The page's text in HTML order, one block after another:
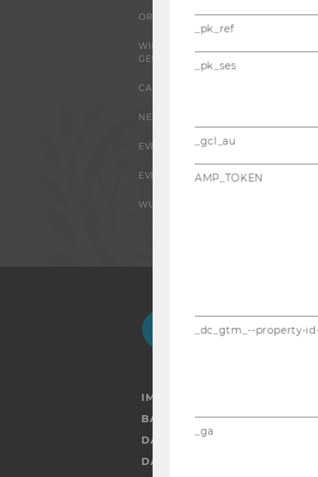
ORGANISATION
WIRTSCHAFT UND
GESELLSCHAFT
CAMPUS
NEWS
EVENTS ARCHIV
EVENTS
WU FOUNDATION
FacebookInstagram
Blog
IMPRESSUM
DATENSCHUTZERKLÄRUNG
DATENSCHUTZERKLÄRUNG
_pk_ref
_pk_ses
_gcl_au
AMP_TOKEN
_dc_gtm_--property-
_ga